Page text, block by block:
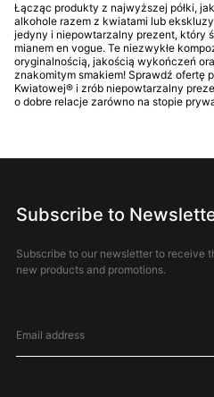
Łącząc produkty z najwyższej półki,
alkohole razem z kwiatami lub
jedyny i niepowtarzalny prezent, który
mianem en vogue. Te niezwykłe
oryginalnością, jakością wykończeń
znakomitym smakiem! Sprawdź ofertę
Kwiatowej® i zrób niepowtarzalny
o dobre relacje zarówno na stopie
Subscribe to
Subscribe to our newsletter to receive
new products and promotions.